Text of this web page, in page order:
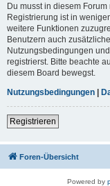
Du musst in diesem
Registrierung ist in
weitere Funktionen
Benutzern auch
Nutzungsbedingungen
registrierst. Bitte beachte
diesem Board bewegst.
Nutzungsbedingungen |
Registrieren
Foren-Übersicht
Powered by